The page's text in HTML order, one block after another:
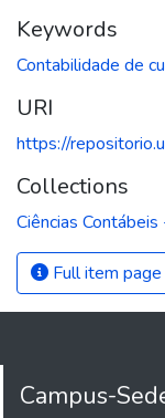
Keywords
Contabilidade de
URI
https://
Collections
Ciências
Full item page
Campus-